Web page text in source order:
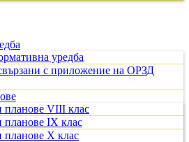
уредба
с приложение на ОРЗД
планове VIII клас
планове IX клас
планове X клас